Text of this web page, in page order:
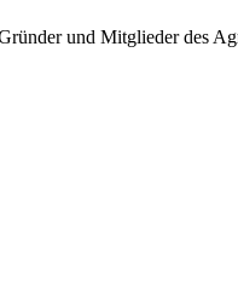
und Mitglieder des